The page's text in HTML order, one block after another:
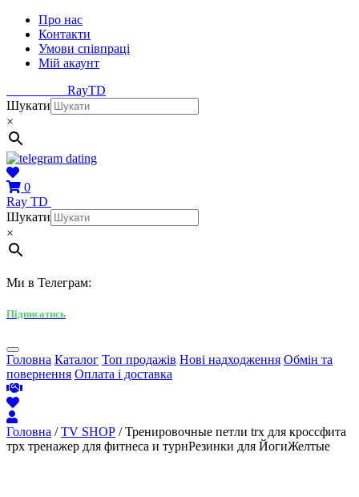
Про нас
Контакти
Умови співпраці
Мій акаунт
RayTD
Шукати
×
0
Ray TD
Шукати
×
Ми в Телеграм:
Підписатись
Головна Каталог Топ продажів Нові надходження Обмін та
повернення Оплата і доставка
Головна /TV SHOP / Тренировочные петли trx для кроссфита
трх тренажер для фитнеса и турнРезинки для ЙогиЖелтые